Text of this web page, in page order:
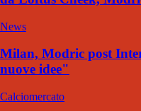
News
Milan, Modric post
nuove idee"
Calciomercato